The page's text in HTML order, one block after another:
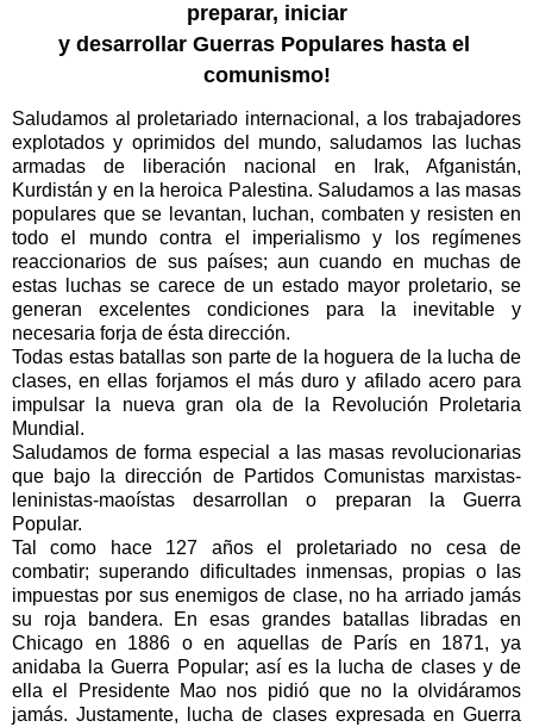
preparar, iniciar
y desarrollar Guerras Populares hasta el
comunismo!
Saludamos al proletariado internacional, a los trabajadores
explotados y oprimidos del mundo, saludamos las luchas
armadas de liberación nacional en Irak, Afganistán,
Kurdistán y en la heroica Palestina. Saludamos a las masas
populares que se levantan, luchan, combaten y resisten en
todo el mundo contra el imperialismo y los regímenes
reaccionarios de sus países; aun cuando en muchas de
estas luchas se carece de un estado mayor proletario, se
generan excelentes condiciones para la inevitable y
necesaria forja de ésta dirección.
Todas estas batallas son parte de la hoguera de la lucha de
clases, en ellas forjamos el más duro y afilado acero para
impulsar la nueva gran ola de la Revolución Proletaria
Mundial.
Saludamos de forma especial a las masas revolucionarias
que bajo la dirección de Partidos Comunistas marxistas-
leninistas-maoístas desarrollan o preparan la Guerra
Popular.
Tal como hace 127 años el proletariado no cesa de
combatir; superando dificultades inmensas, propias o las
impuestas por sus enemigos de clase, no ha arriado jamás
su roja bandera. En esas grandes batallas libradas en
Chicago en 1886 o en aquellas de París en 1871, ya
anidaba la Guerra Popular; así es la lucha de clases y de
ella el Presidente Mao nos pidió que no la olvidáramos
jamás. Justamente, lucha de clases expresada en Guerra